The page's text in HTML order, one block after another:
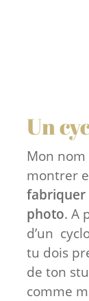
Un
Mon nom
montrer
fabriquer
photo. A
d’un
tu dois
de ton
comme